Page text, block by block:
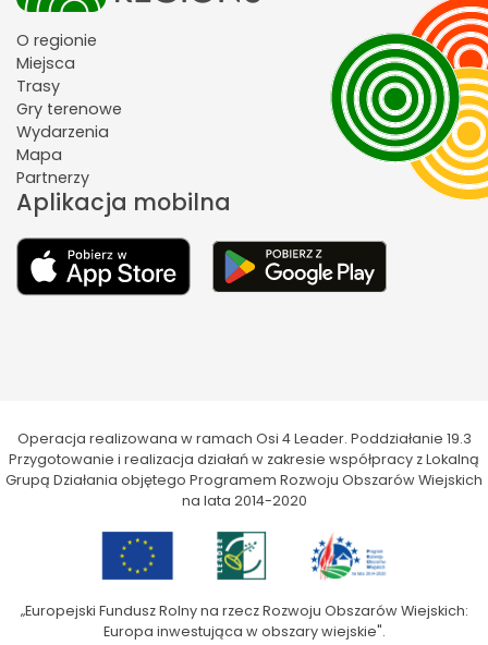
O regionie
Miejsca
Trasy
Gry terenowe
Wydarzenia
Mapa
Partnerzy
Aplikacja mobilna
Operacja realizowana w ramach Osi 4 Leader. Poddziałanie 19.3
Przygotowanie i realizacja działań w zakresie współpracy z Lokalną
Grupą Działania objętego Programem Rozwoju Obszarów Wiejskich
na lata 2014-2020
„Europejski Fundusz Rolny na rzecz Rozwoju Obszarów Wiejskich:
Europa inwestująca w obszary wiejskie".